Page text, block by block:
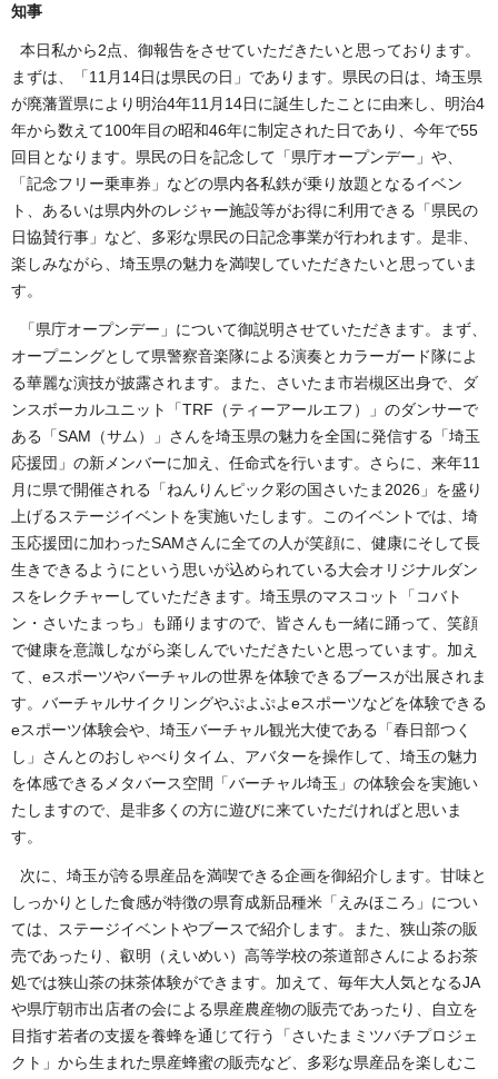
知事
本日私から2点、御報告をさせていただきたいと思っております。
まずは、「11月14日は県民の日」であります。県民の日は、埼玉県
が廃藩置県により明治4年11月14日に誕生したことに由来し、明治4
年から数えて100年目の昭和46年に制定された日であり、今年で55
回目となります。県民の日を記念して「県庁オープンデー」や、
「記念フリー乗車券」などの県内各私鉄が乗り放題となるイベン
ト、あるいは県内外のレジャー施設等がお得に利用できる「県民の
日協賛行事」など、多彩な県民の日記念事業が行われます。是非、
楽しみながら、埼玉県の魅力を満喫していただきたいと思っていま
す。
「県庁オープンデー」について御説明させていただきます。まず、
オープニングとして県警察音楽隊による演奏とカラーガード隊によ
る華麗な演技が披露されます。また、さいたま市岩槻区出身で、ダ
ンスボーカルユニット「TRF（ティーアールエフ）」のダンサーで
ある「SAM（サム）」さんを埼玉県の魅力を全国に発信する「埼玉
応援団」の新メンバーに加え、任命式を行います。さらに、来年11
月に県で開催される「ねんりんピック彩の国さいたま2026」を盛り
上げるステージイベントを実施いたします。このイベントでは、埼
玉応援団に加わったSAMさんに全ての人が笑顔に、健康にそして長
生きできるようにという思いが込められている大会オリジナルダン
スをレクチャーしていただきます。埼玉県のマスコット「コバト
ン・さいたまっち」も踊りますので、皆さんも一緒に踊って、笑顔
で健康を意識しながら楽しんでいただきたいと思っています。加え
て、eスポーツやバーチャルの世界を体験できるブースが出展されま
す。バーチャルサイクリングやぷよぷよeスポーツなどを体験できる
eスポーツ体験会や、埼玉バーチャル観光大使である「春日部つく
し」さんとのおしゃべりタイム、アバターを操作して、埼玉の魅力
を体感できるメタバース空間「バーチャル埼玉」の体験会を実施い
たしますので、是非多くの方に遊びに来ていただければと思いま
す。
次に、埼玉が誇る県産品を満喫できる企画を御紹介します。甘味と
しっかりとした食感が特徴の県育成新品種米「えみほころ」につい
ては、ステージイベントやブースで紹介します。また、狭山茶の販
売であったり、叡明（えいめい）高等学校の茶道部さんによるお茶
処では狭山茶の抹茶体験ができます。加えて、毎年大人気となるJA
や県庁朝市出店者の会による県産農産物の販売であったり、自立を
目指す若者の支援を養蜂を通じて行う「さいたまミツバチプロジェ
クト」から生まれた県産蜂蜜の販売など、多彩な県産品を楽しむこ